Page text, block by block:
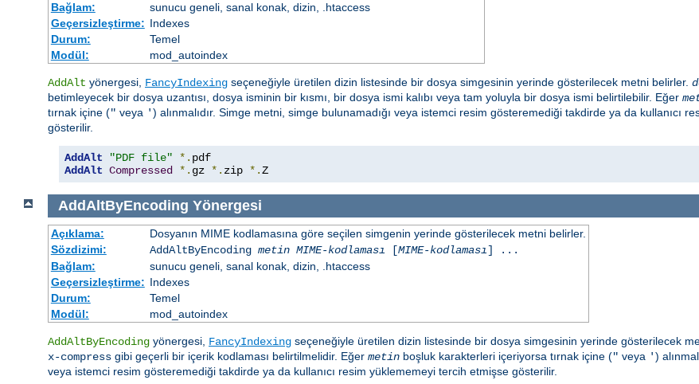
Bağlam:
sunucu geneli, sanal konak, dizin, .htaccess
Geçersizleştirme: Indexes
Durum:
Temel
Modül:
mod_autoindex
AddAlt yönergesi, FancyIndexing seçeneğiyle üretilen dizin listesinde bir dosya simgesinin yerinde gösterilecek metni belirler.
betimleyecek bir dosya uzantısı, dosya isminin bir kısmı, bir dosya ismi kalıbı veya tam yoluyla bir dosya ismi belirtilebilir. Eğer
tırnak içine (" veya ') alınmalıdır. Simge metni, simge bulunamadığı veya istemci resim gösteremediği takdirde ya da kullanıcı
gösterilir.
AddAlt "PDF file" *.
AddAlt Compressed *. gz *. zip *.Z
AddAltByEncoding Yönergesi
Açıklama:
Dosyanın MIME kodlamasına göre seçilen simgenin yerinde gösterilecek metni belirler.
Sözdizimi:
AddAltByEncoding metin MIME-kodlaması [MIME-kodlaması] ...
Bağlam:
sunucu geneli, sanal konak, dizin, .htaccess
Geçersizleştirme: Indexes
Durum:
Temel
Modül:
mod_autoindex
AddAltByEncoding yönergesi, FancyIndexing seçeneğiyle üretilen dizin listesinde bir dosya simgesinin yerinde gösterilecek
x-compress gibi geçerli bir içerik kodlaması belirtilmelidir. Eğer metin boşluk karakterleri içeriyorsa tırnak içine (" veya ')
veya istemci resim gösteremediği takdirde ya da kullanıcı resim yüklememeyi tercih etmişse gösterilir.